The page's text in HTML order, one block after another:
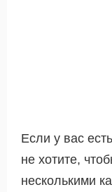
Если у вас
не хотите,
несколькими